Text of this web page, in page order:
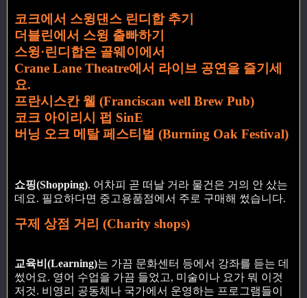
코크에서 스윙댄스 린디합 추기
더블린에서 스윙 출빠하기
스윙·린디합은 골웨이에서
Crane Lane Theatre에서 라이브 공연을 즐기세
요.
프란시스칸 웰 (Franciscan well Brew Pub)
코크 아이리시 펍 SinE
버닝 오크 메탈 페스티벌 (Burning Oak Festival)
쇼핑(Shopping). 어차피 곧 떠날 거라 물건은 거의 안 샀는
데요. 필요하다면 중고용품점에서 주로 구매해 썼습니다.
구제 상점 거리 (Charity shops)
교육비(Learning)는 가끔 문화센터 등에서 강좌를 듣는 데
썼어요. 영어 수업을 가끔 들었고, 미술이나 요가 뭐 이것
저것. 비영리 공동체나 국가에서 운영하는 프로그램들이